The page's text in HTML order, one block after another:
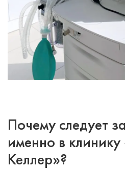
Почему следует
именно в
Келлер»?